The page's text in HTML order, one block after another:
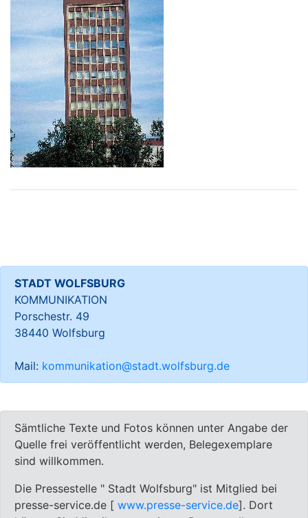
STADT WOLFSBURG
KOMMUNIKATION
Porschestr. 49
38440 Wolfsburg
Mail: kommunikation@stadt.wolfsburg.de
Sämtliche Texte und Fotos können unter Angabe der
Quelle frei veröffentlicht werden, Belegexemplare
sind willkommen.
Die Pressestelle " Stadt Wolfsburg" ist Mitglied bei
presse-service.de [ www.presse-service.de]. Dort